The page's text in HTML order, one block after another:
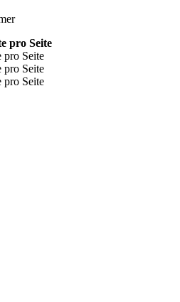
pro Seite
pro Seite
pro Seite
pro Seite